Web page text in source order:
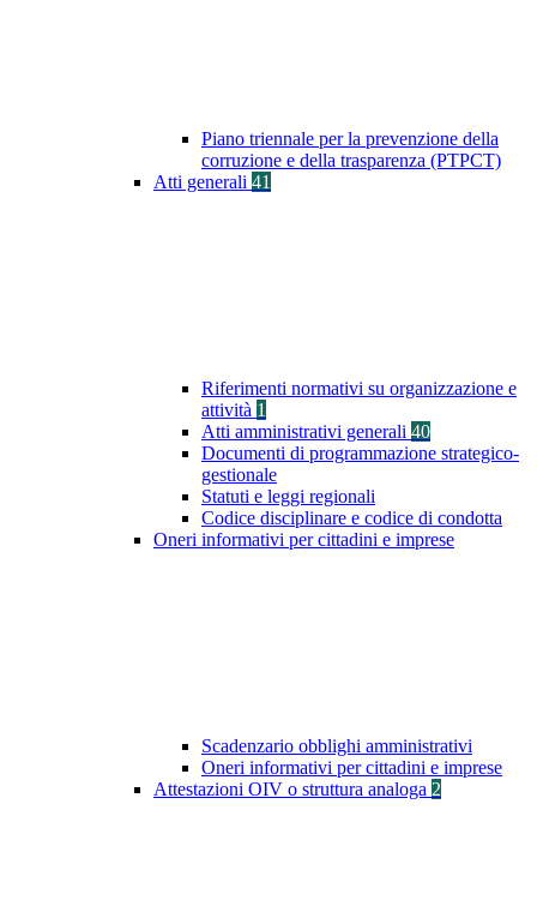
Piano triennale per la prevenzione della
corruzione e della trasparenza (PTPCT)
Atti generali 41
Riferimenti normativi su organizzazione e
attività 1
Atti amministrativi generali 40
Documenti di programmazione strategico-
gestionale
Statuti e leggi regionali
Codice disciplinare e codice di condotta
Oneri informativi per cittadini e imprese
Scadenzario obblighi amministrativi
Oneri informativi per cittadini e imprese
Attestazioni OIV o struttura analoga 2